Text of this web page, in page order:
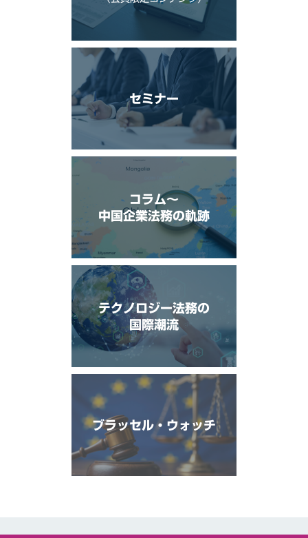
セミナー
コラム〜
中国企業法務の軌跡
テクノロジー法務の
国際潮流
ブラッセル・ウォッチ